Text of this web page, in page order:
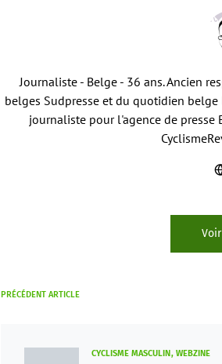
Journaliste - Belge - 36 ans. Ancien
belges Sudpresse et du quotidien
journaliste pour l'agence de
PRÉCÉDENT ARTICLE
CYCLISME MASCULIN WEBZINE